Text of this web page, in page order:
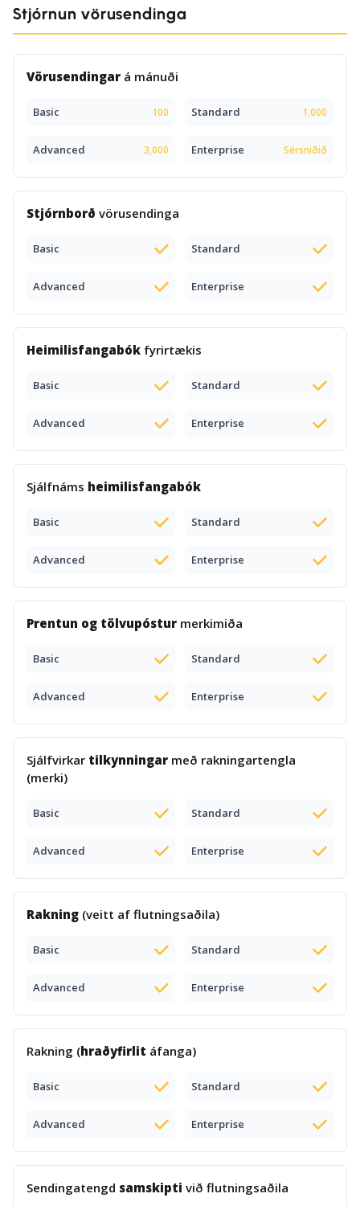
Stjórnun vörusendinga
Vörusendingar á mánuði
Basic 100 Standard 1,000
Advanced 3,000 Enterprise Sérsniðið
Stjórnborð vörusendinga
Basic Standard
Advanced Enterprise
Heimilisfangabók fyrirtækis
Basic Standard
Advanced Enterprise
Sjálfnáms heimilisfangabók
Basic Standard
Advanced Enterprise
Prentun og tölvupóstur merkimiða
Basic Standard
Advanced Enterprise
Sjálfvirkar tilkynningar með rakningartengla
(merki)
Basic Standard
Advanced Enterprise
Rakning (veitt af flutningsaðila)
Basic Standard
Advanced Enterprise
Rakning (hraðyfirlit áfanga)
Basic Standard
Advanced Enterprise
Sendingatengd samskipti við flutningsaðila